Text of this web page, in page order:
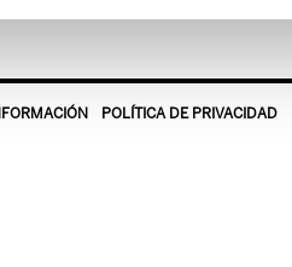
POLÍTICA DE PRIVACIDAD